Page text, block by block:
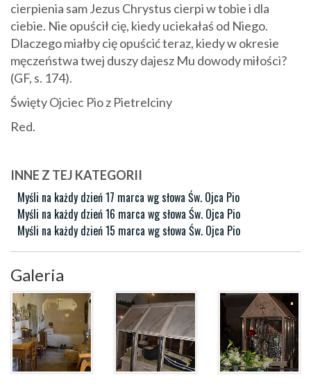
cierpienia sam Jezus Chrystus cierpi w tobie i dla
ciebie. Nie opuścił cię, kiedy uciekałaś od Niego.
Dlaczego miałby cię opuścić teraz, kiedy w okresie
męczeństwa twej duszy dajesz Mu dowody miłości?
(GF, s. 174).
Święty Ojciec Pio z Pietrelciny
Red.
INNE Z TEJ KATEGORII
Myśli na każdy dzień 17 marca wg słowa Św. Ojca Pio
Myśli na każdy dzień 16 marca wg słowa Św. Ojca Pio
Myśli na każdy dzień 15 marca wg słowa Św. Ojca Pio
Galeria